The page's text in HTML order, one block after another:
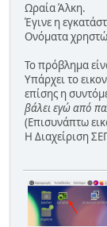
Ωραία Άλκη.
Έγινε η
Ονόματα
Το πρόβλημα
Υπάρχει το
επίσης η
βάλει εγώ από
(Επισυνάπτω
Η Διαχείριση